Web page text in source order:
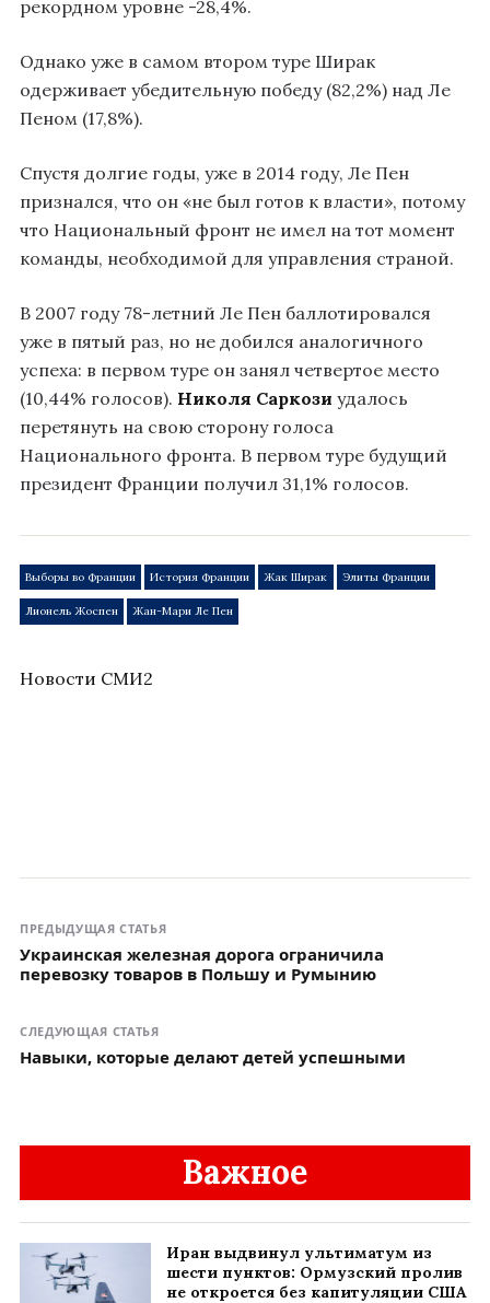
рекордном уровне -28,4%.
Однако уже в самом втором туре Ширак
одерживает убедительную победу (82,2%) над Ле
Пеном (17,8%).
Спустя долгие годы, уже в 2014 году, Ле Пен
признался, что он «не был готов к власти», потому
что Национальный фронт не имел на тот момент
команды, необходимой для управления страной.
В 2007 году 78-летний Ле Пен баллотировался
уже в пятый раз, но не добился аналогичного
успеха: в первом туре он занял четвертое место
(10,44% голосов). Николя Саркози удалось
перетянуть на свою сторону голоса
Национального фронта. В первом туре будущий
президент Франции получил 31,1% голосов.
Выборы во Франции История Франции Жак Ширак Элиты Франции
Лионель Жоспен Жан-Мари Ле Пен
Новости СМИ2
ПРЕДЫДУЩАЯ СТАТЬЯ
Украинская железная дорога ограничила
перевозку товаров в Польшу и Румынию
СЛЕДУЮЩАЯ СТАТЬЯ
Навыки, которые делают детей успешными
Важное
Иран выдвинул ультиматум из
шести пунктов: Ормузский пролив
не откроется без капитуляции США